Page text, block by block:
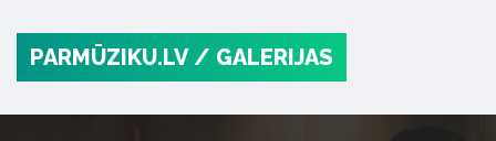
PARMŪZIKU.LV / GALERIJAS